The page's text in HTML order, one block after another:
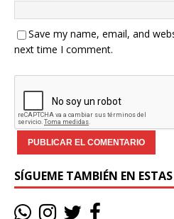
Save my name, email, and
next time I comment.
SÍGUEME TAMBIÉN EN ESTAS